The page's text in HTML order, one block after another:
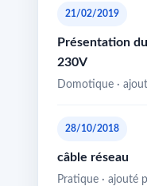
21/02/2019
Présentation
230V
Domotique ·
28/10/2018
câble réseau
Pratique · ajouté